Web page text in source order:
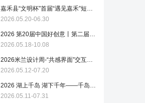
嘉禾县“文明杯”首届“遇见嘉禾”短视频大赛来了！
2026.05.20-06.30
2026 第20届中国好创意丨第二届 “岁岁鸭和 TA 的朋友们”专项赛（截至2026.10.8）
2026.05.18-10.08
2026米兰设计周-“共感界面”交互体验与沉浸媒介设计大赛（2026.7.20）
2026.05.12-07.20
2026 湖上千岛 湖下千年——千岛湖AI漫剧创作大赛
2026.05.11-07.31